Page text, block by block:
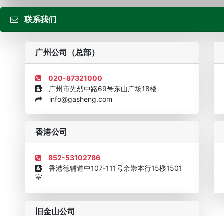
企业诚信AAAAA奖牌2015 欧美澳最具价值品牌移民机构
联系我们
广州公司（总部）
020-87321000
广州市先烈中路69号东山广场18楼
info@gasheng.com
香港公司
852-53102786
香港德辅道中107-111号余崇本行15楼1501
室
旧金山公司